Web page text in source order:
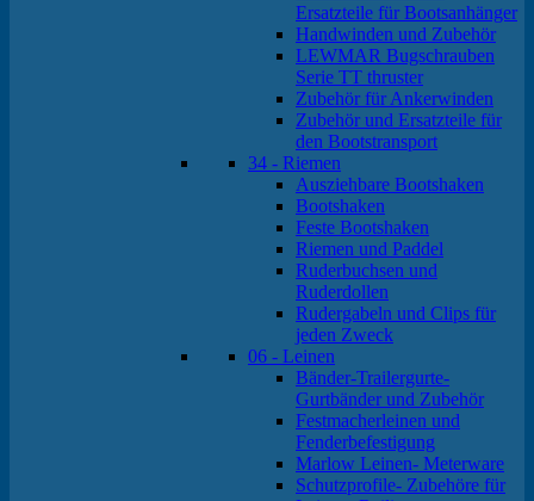
Ersatzteile für Bootsanhänger
Handwinden und Zubehör
LEWMAR Bugschrauben
Serie TT thruster
Zubehör für Ankerwinden
Zubehör und Ersatzteile für
den Bootstransport
34 - Riemen
Ausziehbare Bootshaken
Bootshaken
Feste Bootshaken
Riemen und Paddel
Ruderbuchsen und
Ruderdollen
Rudergabeln und Clips für
jeden Zweck
06 - Leinen
Bänder-Trailergurte-
Gurtbänder und Zubehör
Festmacherleinen und
Fenderbefestigung
Marlow Leinen- Meterware
Schutzprofile- Zubehöre für